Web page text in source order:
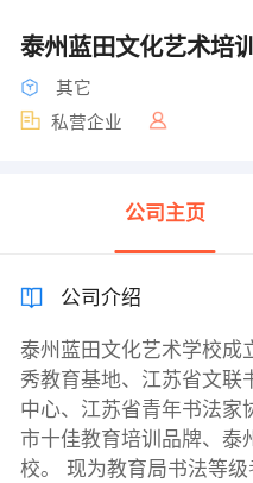
泰州蓝田文化艺术培
其它
私营企业
公司主页
公司介绍
泰州蓝田文化艺术学校成
秀教育基地、江苏省文联
中心、江苏省青年书法家
市十佳教育培训品牌、泰
校。 现为教育局书法等